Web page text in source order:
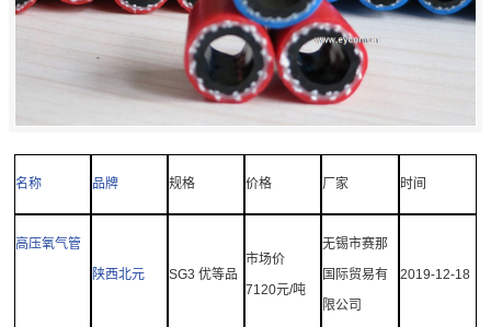
名称 品牌 规格 价格 厂家 时间
高压氧气管
陕西北元
SG3优等品
市场价
7120元/吨
无锡市赛那
国际贸易有
限公司
2019-12-18